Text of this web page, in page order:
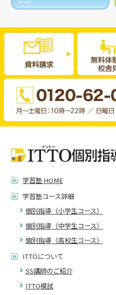
学習塾 HOME
学習塾コース詳細
個別指導（小学生コース）
個別指導（中学生コース）
個別指導（高校生コース）
ITTOについて
SS講師のご紹介
ITTO模試